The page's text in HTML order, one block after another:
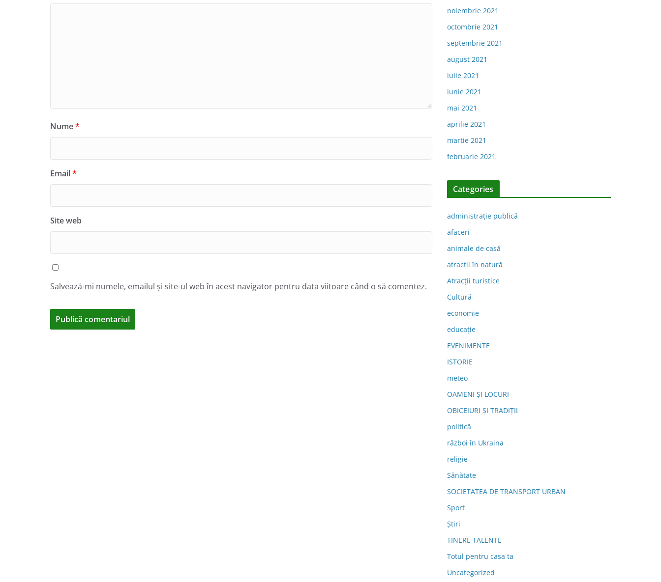
Nume*
Email*
Site web
Salvează-mi numele, emailul și site-ul web în acest navigator pentru data viitoare când o să comentez.
noiembrie 2021
octombrie 2021
septembrie 2021
august 2021
iulie 2021
iunie 2021
mai 2021
aprilie 2021
martie 2021
februarie 2021
Categories
administraţie publică
afaceri
animale de casă
atracții în natură
Atracții turistice
Cultură
economie
educație
EVENIMENTE
ISTORIE
meteo
OAMENI ȘI LOCURI
OBICEIURI ȘI TRADIȚII
politică
război în Ukraina
religie
Sănătate
SOCIETATEA DE TRANSPORT URBAN
Sport
Știri
TINERE TALENTE
Totul pentru casa ta
Uncategorized